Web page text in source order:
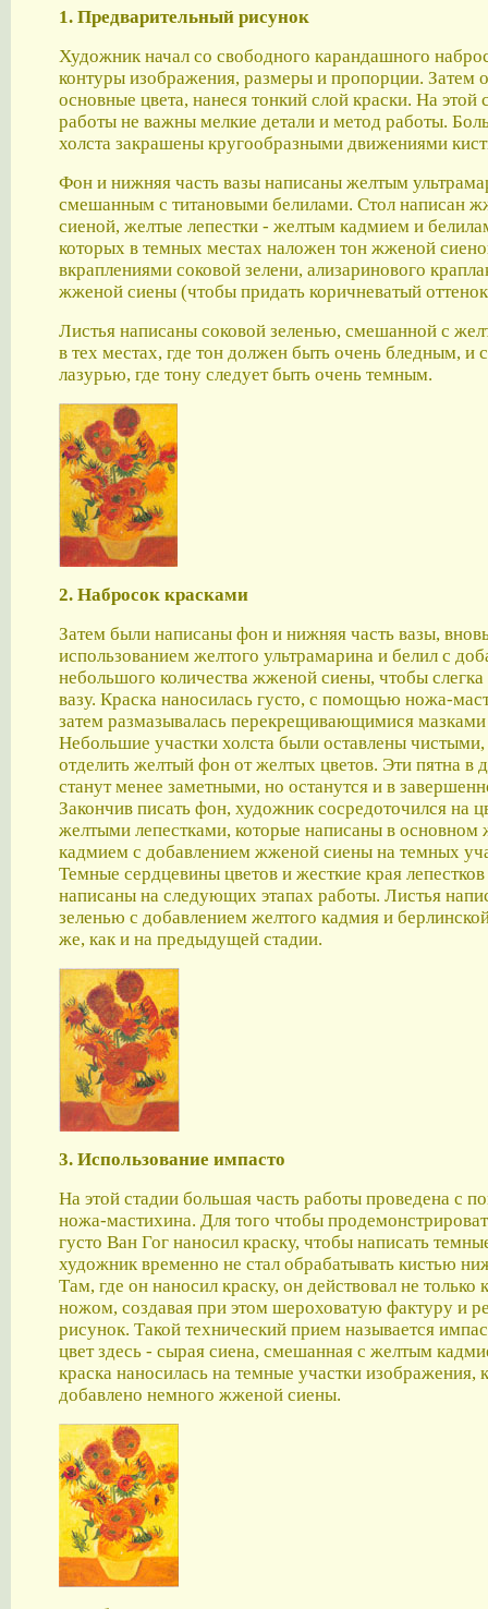
1. Предварительный рисунок
Художник начал со свободного карандашного
контуры изображения, размеры и пропорции. Затем
основные цвета, нанеся тонкий слой краски. На этой
работы не важны мелкие детали и метод работы.
холста закрашены кругообразными движениями
Фон и нижняя часть вазы написаны желтым
смешанным с титановыми белилами. Стол написан
сиеной, желтые лепестки - желтым кадмием и
которых в темных местах наложен тон жженой
вкраплениями соковой зелени, ализаринового
жженой сиены (чтобы придать коричневатый
Листья написаны соковой зеленью, смешанной с
в тех местах, где тон должен быть очень бледным, и
лазурью, где тону следует быть очень темным.
2. Набросок красками
Затем были написаны фон и нижняя часть вазы,
использованием желтого ультрамарина и белил с
небольшого количества жженой сиены, чтобы слегка
вазу. Краска наносилась густо, с помощью ножа-
затем размазывалась перекрещивающимися мазками
Небольшие участки холста были оставлены
отделить желтый фон от желтых цветов. Эти пятна в
станут менее заметными, но останутся и в
Закончив писать фон, художник сосредоточился на
желтыми лепестками, которые написаны в основном
кадмием с добавлением жженой сиены на темных
Темные сердцевины цветов и жесткие края
написаны на следующих этапах работы. Листья
зеленью с добавлением желтого кадмия и
же, как и на предыдущей стадии.
3. Использование импасто
На этой стадии большая часть работы проведена с
ножа-мастихина. Для того чтобы
густо Ван Гог наносил краску, чтобы написать
художник временно не стал обрабатывать кистью
Там, где он наносил краску, он действовал не только
ножом, создавая при этом шероховатую фактуру и
рисунок. Такой технический прием называется
цвет здесь - сырая сиена, смешанная с желтым
краска наносилась на темные участки изображения,
добавлено немного жженой сиены.